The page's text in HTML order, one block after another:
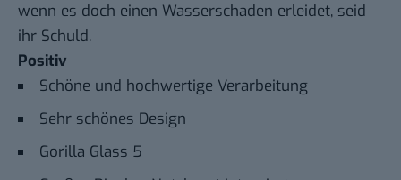
wenn es doch einen Wasserschaden erleidet, seid
ihr Schuld.
Positiv
Schöne und hochwertige Verarbeitung
Sehr schönes Design
Gorilla Glass 5